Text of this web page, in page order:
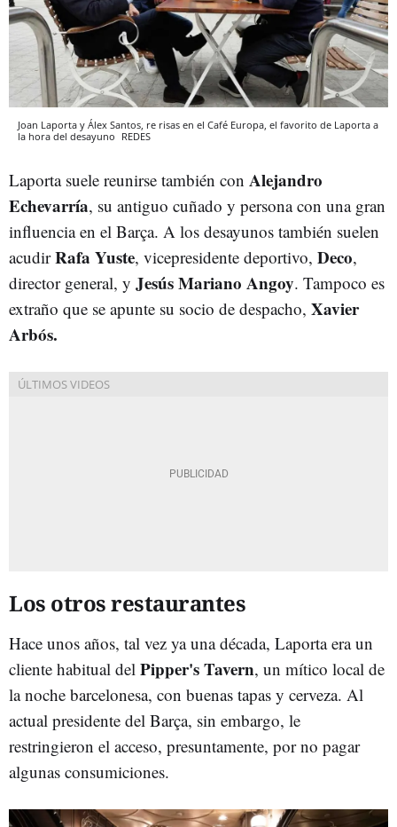
Joan Laporta y Álex Santos, re risas en el Café Europa, el favorito de Laporta a
la hora del desayuno REDES
Laporta suele reunirse también con Alejandro
Echevarría, su antiguo cuñado y persona con una gran
influencia en el Barça. A los desayunos también suelen
acudirRafa Yuste, vicepresidente deportivo, Deco,
director general, y Jesús Mariano Angoy. Tampoco es
extraño que se apunte su socio de despacho, Xavier
Arbós.
Los otros restaurantes
Hace unos años, tal vez ya una década, Laporta era un
cliente habitual del Pipper's Tavern, un mítico local de
la noche barcelonesa, con buenas tapas y cerveza. Al
actual presidente del Barça, sin embargo, le
restringieron el acceso, presuntamente, por no pagar
algunas consumiciones.